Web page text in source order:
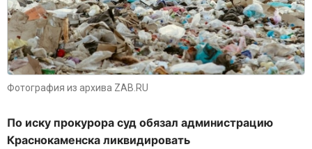
Фотография из архива ZAB.RU
По иску прокурора суд обязал администрацию
Краснокаменска ликвидировать